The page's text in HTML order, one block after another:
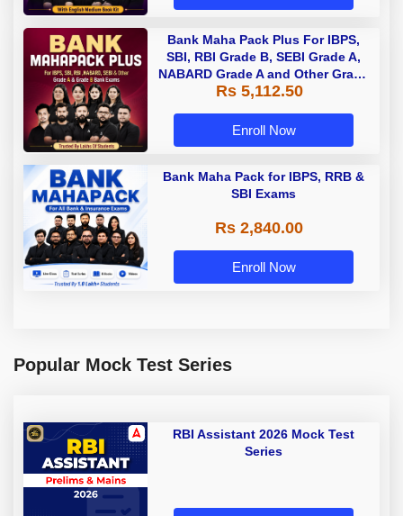
Bank Maha Pack Plus For IBPS,
SBI, RBI Grade B, SEBI Grade A,
NABARD Grade A and Other Grade
A & Grade B Bank Exams
Rs 5,112.50
Enroll Now
Bank Maha Pack for IBPS, RRB &
SBI Exams
Rs 2,840.00
Enroll Now
Popular Mock Test Series
RBI Assistant 2026 Mock Test
Series